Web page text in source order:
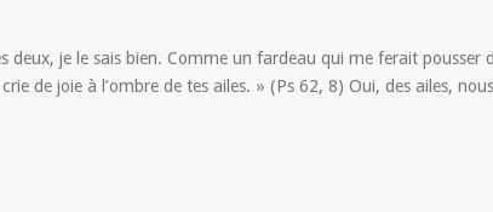
deux, je le sais bien. Comme un fardeau qui me ferait pousser
de joie à l’ombre de tes ailes. » (Ps 62, 8) Oui, des ailes,